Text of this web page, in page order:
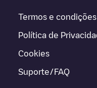
Termos e condições
Política de
Cookies
Suporte/FAQ